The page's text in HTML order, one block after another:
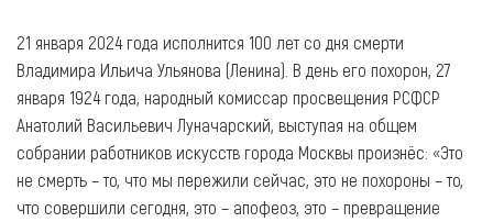
21 января 2024 года исполнится 100 лет со дня смерти
Владимира Ильича Ульянова (Ленина). В день его похорон, 27
января 1924 года, народный комиссар просвещения РСФСР
Анатолий Васильевич Луначарский, выступая на общем
собрании работников искусств города Москвы произнёс: «Это
не смерть – то, что мы пережили сейчас, это не похороны – то,
что совершили сегодня, это – апофеоз, это – превращение